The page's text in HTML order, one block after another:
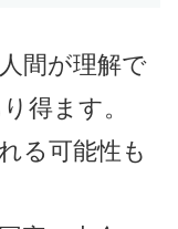
間が理解で
得ます。
る可能性も